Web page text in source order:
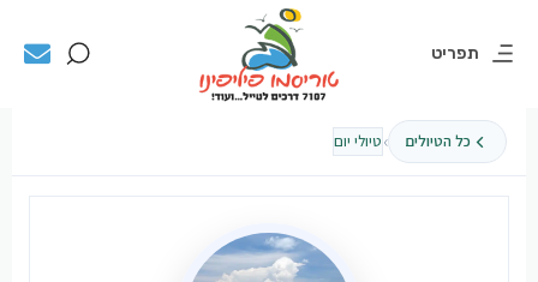
תפריט
כל הטיולים ›טיולי יום